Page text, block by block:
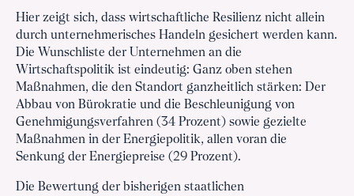
Hier zeigt sich, dass wirtschaftliche Resilienz nicht allein
durch unternehmerisches Handeln gesichert werden kann.
Die Wunschliste der Unternehmen an die
Wirtschaftspolitik ist eindeutig: Ganz oben stehen
Maßnahmen, die den Standort ganzheitlich stärken: Der
Abbau von Bürokratie und die Beschleunigung von
Genehmigungsverfahren (34 Prozent) sowie gezielte
Maßnahmen in der Energiepolitik, allen voran die
Senkung der Energiepreise (29 Prozent).
Die Bewertung der bisherigen staatlichen